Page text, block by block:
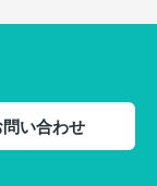
い合わせ